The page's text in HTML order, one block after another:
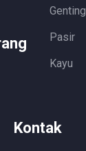
Genting
Pasir
Kayu
Kontak